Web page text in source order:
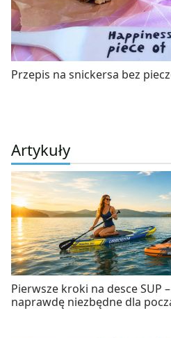
Przepis na snickersa bez
Artykuły
Pierwsze kroki na desce SUP
naprawdę niezbędne dla